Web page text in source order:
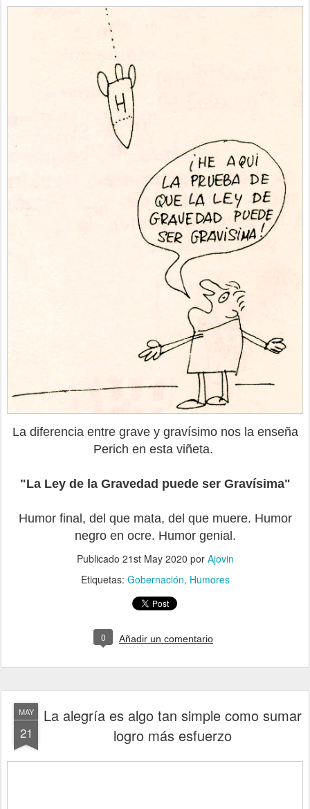
La diferencia entre grave y gravísimo nos la enseña
Perich en esta viñeta.
"La Ley de la Gravedad puede ser Gravísima"
Humor final, del que mata, del que muere. Humor
negro en ocre. Humor genial.
Publicado 21st May 2020 por Ajovin
Etiquetas: Gobernación Humores
0 Añadir un comentario
MAY
21
La alegría es algo tan simple como sumar
logro más esfuerzo